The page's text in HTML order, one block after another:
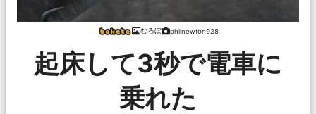
むろぼ philnewton928
起床して3秒で電車に
乗れた